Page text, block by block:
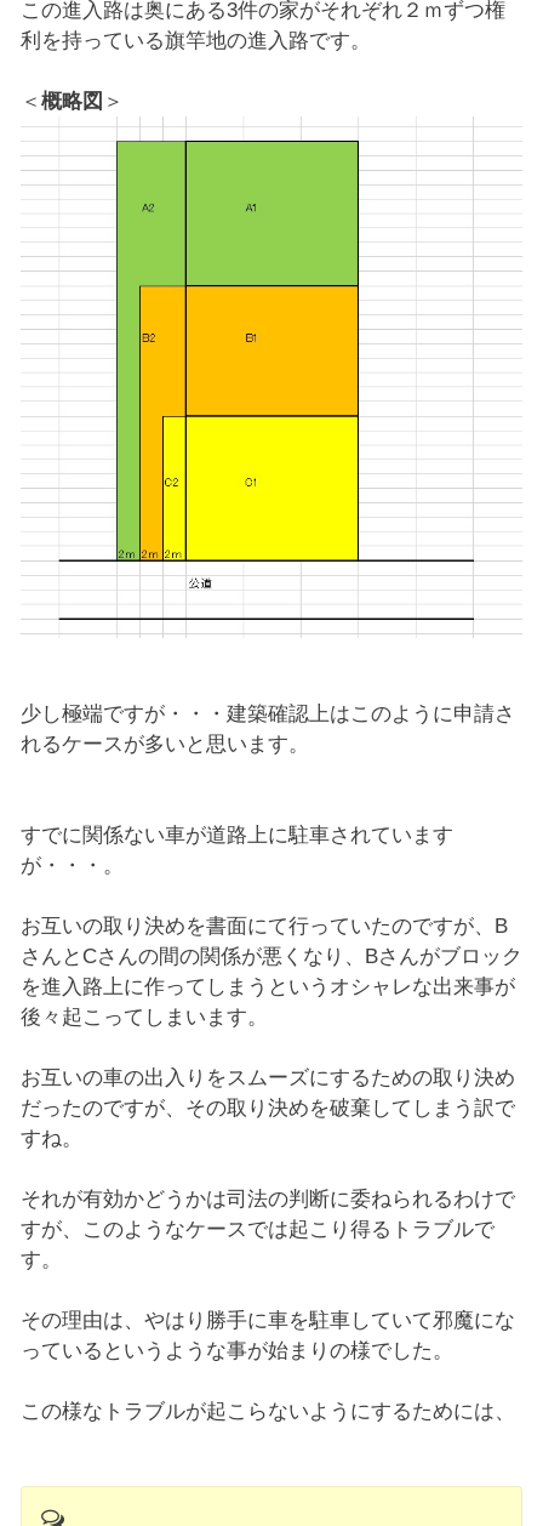
この進入路は奥にある3件の家がそれぞれ２ｍずつ権
利を持っている旗竿地の進入路です。
＜ 概略図 ＞
少し極端ですが・・・建築確認上はこのように申請さ
れるケースが多いと思います。
すでに関係ない車が道路上に駐車されています
が・・・。
お互いの取り決めを書面にて行っていたのですが、B
さんとCさんの間の関係が悪くなり、Bさんがブロック
を進入路上に作ってしまうというオシャレな出来事が
後々起こってしまいます。
お互いの車の出入りをスムーズにするための取り決め
だったのですが、その取り決めを破棄してしまう訳で
すね。
それが有効かどうかは司法の判断に委ねられるわけで
すが、このようなケースでは起こり得るトラブルで
す。
その理由は、やはり勝手に車を駐車していて邪魔にな
っているというような事が始まりの様でした。
この様なトラブルが起こらないようにするためには、